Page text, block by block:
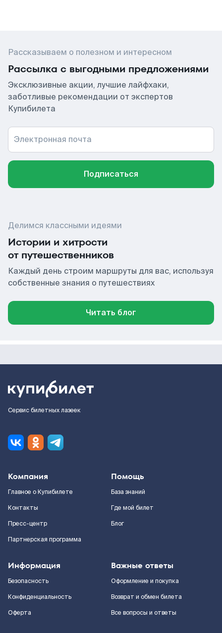
Рассказываем о полезном и интересном
Рассылка с выгодными предложениями
Эксклюзивные акции, лучшие лайфхаки,
заботливые рекомендации от экспертов
Купибилета
Электронная почта
Подписаться
Делимся классными идеями
Истории и хитрости
от путешественников
Каждый день строим маршруты для вас, используя
собственные знания о путешествиях
Читать блог
Сервис билетных лазеек
Компания
Главное о Купибилете
Контакты
Пресс-центр
Партнерская программа
Помощь
База знаний
Где мой билет
Блог
Информация
Безопасность
Конфиденциальность
Оферта
Важные ответы
Оформление и покупка
Возврат и обмен билета
Все вопросы и ответы